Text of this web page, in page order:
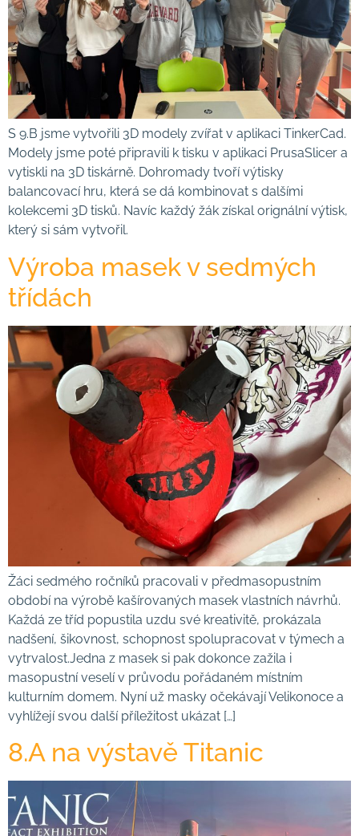
S 9.B jsme vytvořili 3D modely zvířat v aplikaci TinkerCad.
Modely jsme poté připravili k tisku v aplikaci PrusaSlicer a
vytiskli na 3D tiskárně. Dohromady tvoří výtisky
balancovací hru, která se dá kombinovat s dalšími
kolekcemi 3D tisků. Navíc každý žák získal orignální výtisk,
který si sám vytvořil.
Výroba masek v sedmých
třídách
Žáci sedmého ročníků pracovali v předmasopustním
období na výrobě kašírovaných masek vlastních návrhů.
Každá ze tříd popustila uzdu své kreativitě, prokázala
nadšení, šikovnost, schopnost spolupracovat v týmech a
vytrvalost.Jedna z masek si pak dokonce zažila i
masopustní veselí v průvodu pořádaném místním
kulturním domem. Nyní už masky očekávají Velikonoce a
vyhlížejí svou další příležitost ukázat […]
8.A na výstavě Titanic